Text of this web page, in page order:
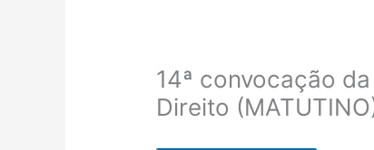
14ª convocação
Direito